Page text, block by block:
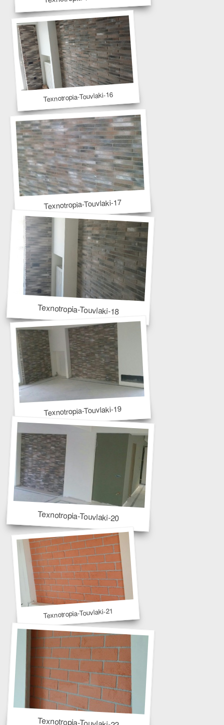
Texnotropia-Touvlaki-16
Texnotropia-Touvlaki-17
Texnotropia-Touvlaki-18
Texnotropia-Touvlaki-19
Texnotropia-Touvlaki-20
Texnotropia-Touvlaki-21